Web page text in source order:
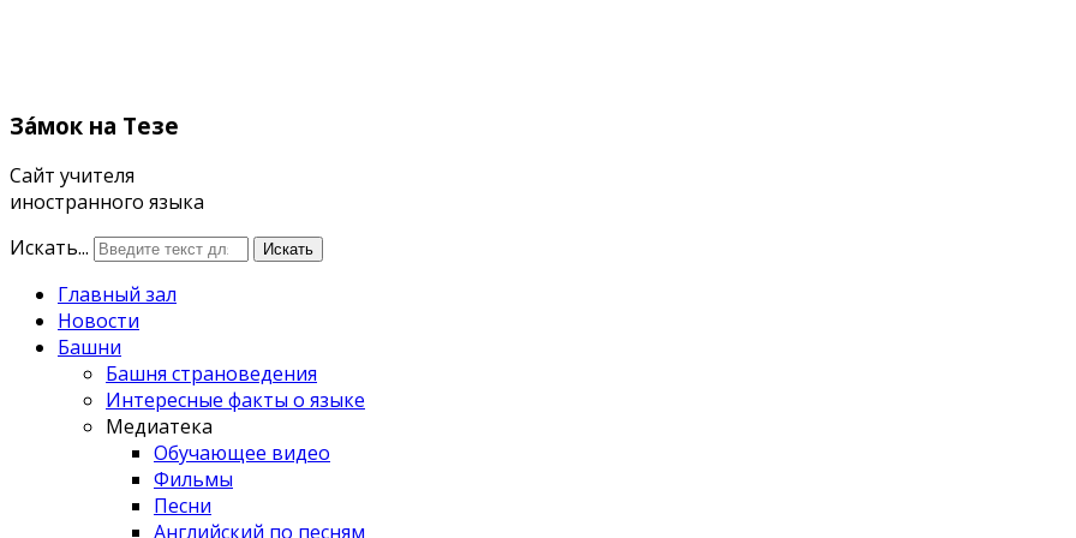
Зáмок на Тезе
Сайт учителя
иностранного языка
Искать...
Искать
Главный зал
Новости
Башни
Башня страноведения
Интересные факты о языке
Медиатека
Обучающее видео
Фильмы
Песни
Английский по песням